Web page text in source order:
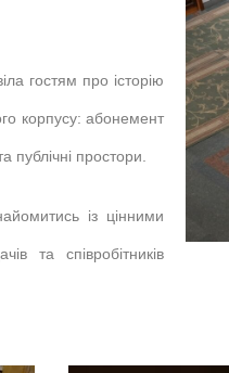
гостям про історію
корпусу: абонемент
публічні простори.
із цінними
та співробітників